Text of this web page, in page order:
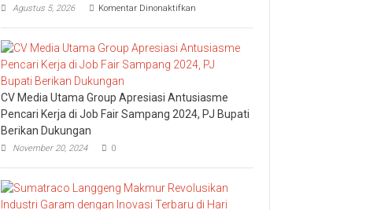
Agustus 5, 2026 Komentar Dinonaktifkan
Kampung
Nelayan
Merah
Putih
Lamongan,
&
Ekonomi
CV Media Utama Group Apresiasi Antusiasme
Pencari Kerja di Job Fair Sampang 2024, PJ Bupati
Berikan Dukungan
November 20, 2024 0